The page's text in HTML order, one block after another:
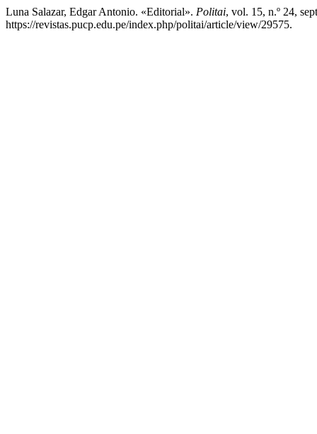
Luna Salazar, Edgar Antonio. «Editorial». Politai, vol. 15, n.º 24,
https://revistas.pucp.edu.pe/index.php/politai/article/view/29575.